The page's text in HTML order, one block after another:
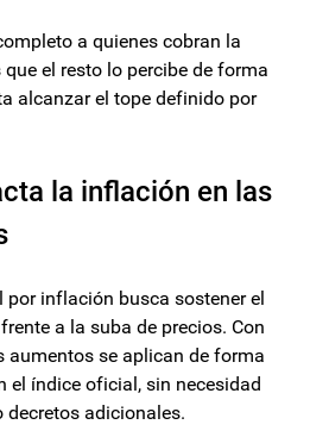
a quienes cobran la
el resto lo percibe de forma
alcanzar el tope definido por
la inflación en las
por inflación busca sostener el
a la suba de precios. Con
aumentos se aplican de forma
el índice oficial, sin necesidad
decretos adicionales.